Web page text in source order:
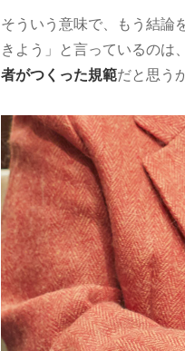
そういう意味で、もう結論
きよう」と言っているのは、
者がつくった規範だと思う